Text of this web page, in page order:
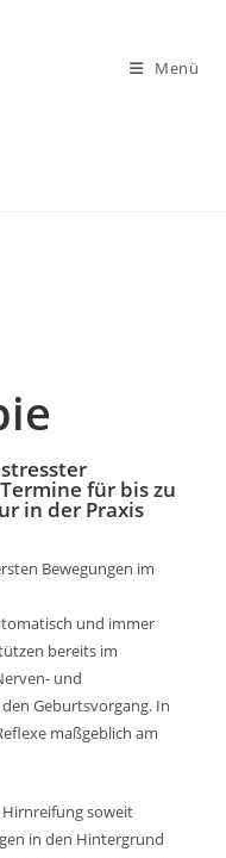
Menü
für bis zu
in der Praxis
Bewegungen im
und immer
bereits im
und
Geburtsvorgang. In
maßgeblich am
Hirnreifung soweit
in den Hintergrund